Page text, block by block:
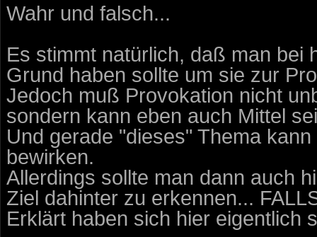
Wahr und falsch...
Es stimmt natürlich, daß man bei
Grund haben sollte um sie zur
Jedoch muß Provokation nicht
sondern kann eben auch Mittel
Und gerade "dieses" Thema
bewirken.
Allerdings sollte man dann auch
Ziel dahinter zu erkennen...
Erklärt haben sich hier eigentlich